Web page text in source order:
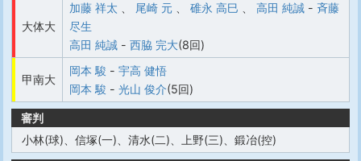
大体大
加藤 祥太 尾崎 元 碓永 高巳 高田 純誠 - 斉藤
尽生
高田 純誠 - 西脇 完大(8回)
甲南大
岡本 駿 - 宇高 健悟
岡本 駿 - 光山 俊介(5回)
審判
小林(球)、信塚(一)、清水(二)、上野(三)、鍛冶(控)